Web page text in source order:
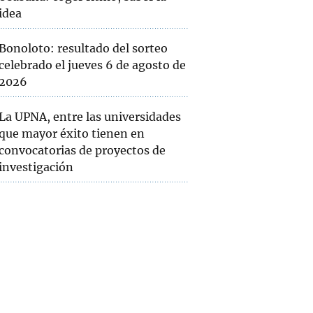
resultado del sorteo
el jueves 6 de agosto de
UPNA, entre las universidades
mayor éxito tienen en
de proyectos de